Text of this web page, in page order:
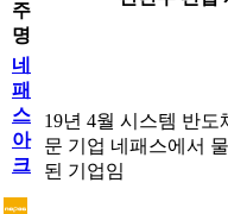
주
명
네
패
스
아
크
19년 4월 시스템 반도
문 기업 네패스에서
된 기업임